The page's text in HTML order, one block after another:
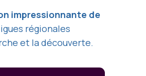
impressionnante de
régionales
et la découverte.